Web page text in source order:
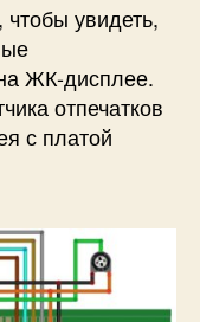
увидеть,
ЖК-дисплее.
отпечатков
с платой